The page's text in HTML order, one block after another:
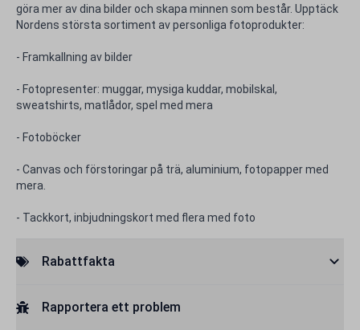
göra mer av dina bilder och skapa minnen som består. Upptäck
Nordens största sortiment av personliga fotoprodukter:
- Framkallning av bilder
- Fotopresenter: muggar, mysiga kuddar, mobilskal,
sweatshirts, matlådor, spel med mera
- Fotoböcker
- Canvas och förstoringar på trä, aluminium, fotopapper med
mera.
- Tackkort, inbjudningskort med flera med foto
Rabattfakta
Rapportera ett problem